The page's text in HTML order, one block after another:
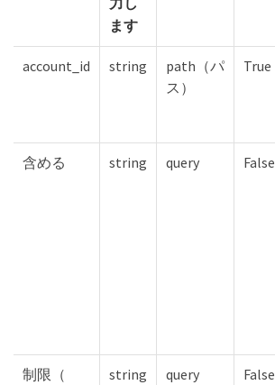
ます
account_id string
path（パ
ス）
True
含める string query False
制限（
string query False